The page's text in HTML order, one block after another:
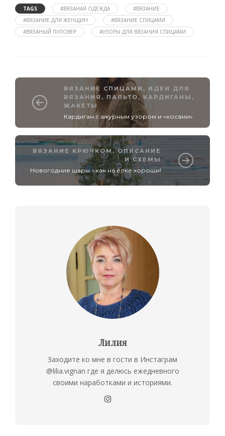
TAGS #ВЯЗАНАЯ ОДЕЖДА
#ВЯЗАНИЕ
#ВЯЗАНИЕ ДЛЯ ЖЕНЩИН
#ВЯЗАНИЕ СПИЦАМИ
#ВЯЗАНЫЙ ПУЛОВЕР
#УЗОРЫ ДЛЯ ВЯЗАНИЯ СПИЦАМИ
ВЯЗАНИЕ СПИЦАМИ , ИДЕИ ДЛЯ
ВЯЗАНИЯ , ПАЛЬТО, КАРДИГАНЫ,
ЖАКЕТЫ
Кардиган с ажурным узором и «косами»
ВЯЗАНИЕ КРЮЧКОМ ,ОПИСАНИЕ
И СХЕМЫ
Новогодние шары - как на ёлке хороши!
Лилия
Заходите ко мне в гости в Инстаграм
@lilia.vignan где я делюсь ежедневного
своими наработками и историями.